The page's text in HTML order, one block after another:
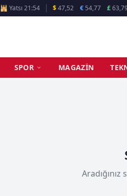
🕌 Yatsı 21:54 $47,52 € 54,77 £
SPOR MAGAZIN